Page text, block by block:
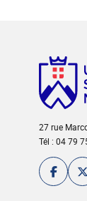
27 rue
Tél : 04 79